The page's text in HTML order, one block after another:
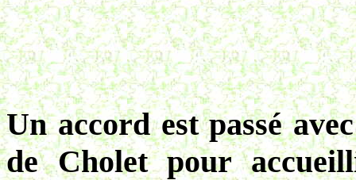
Un accord est passé
de Cholet pour